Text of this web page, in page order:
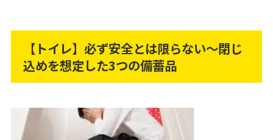
【トイレ】必ず安全とは限らない～閉じ
込めを想定した3つの備蓄品